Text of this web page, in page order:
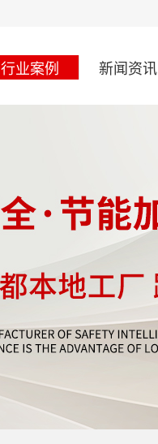
行业案例 新闻资讯